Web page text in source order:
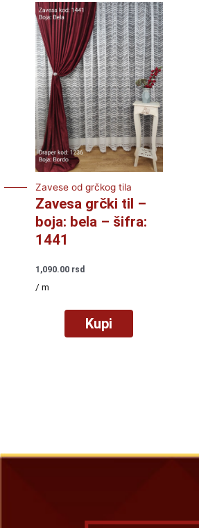
Zavese od grčkog tila
Zavesa grčki til –
boja: bela – šifra:
1441
1,090.00 rsd
/ m
Kupi